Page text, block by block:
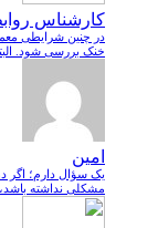
کارشناس
در چنین شرایطی
خنک بررسی شود.
امین
یک سؤال دارم؛ اگر
مشکلی نداشته